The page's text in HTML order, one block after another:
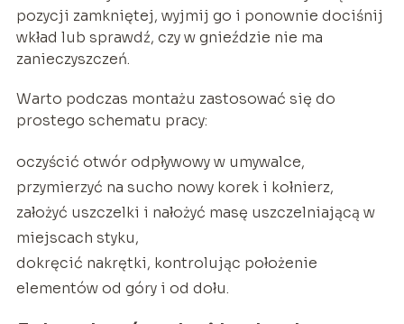
pozycji zamkniętej, wyjmij go i ponownie dociśnij
wkład lub sprawdź, czy w gnieździe nie ma
zanieczyszczeń.
Warto podczas montażu zastosować się do
prostego schematu pracy:
oczyścić otwór odpływowy w umywalce,
przymierzyć na sucho nowy korek i kołnierz,
założyć uszczelki i nałożyć masę uszczelniającą w
miejscach styku,
dokręcić nakrętki, kontrolując położenie
elementów od góry i od dołu.